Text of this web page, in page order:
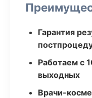
Гарантия
Работаем с
выходных
Врачи-